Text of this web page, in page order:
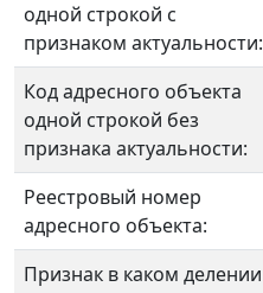
одной строкой с
признаком актуальности:
Код адресного объекта
одной строкой без
признака актуальности:
Реестровый номер
адресного объекта:
Признак в каком делении